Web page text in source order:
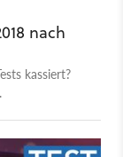
nach
kassiert?